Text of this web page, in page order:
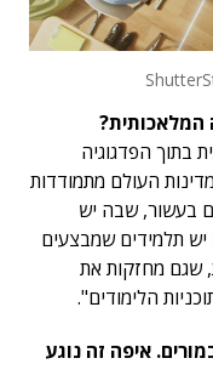
המלאכותית?
בתוך הפדגוגיה
העולם מתמודדות
בעשור, שבה יש
יש תלמידים שמבצעים
שגם מחזקות את
הלימודים".
איפה זה נוגע